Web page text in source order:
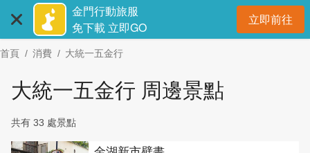
主
要
金門行動旅服
免下載 立即GO
立即前往開
首頁 消費 大統一五金行
大統一五金行 周邊景點
共有 33 處景點